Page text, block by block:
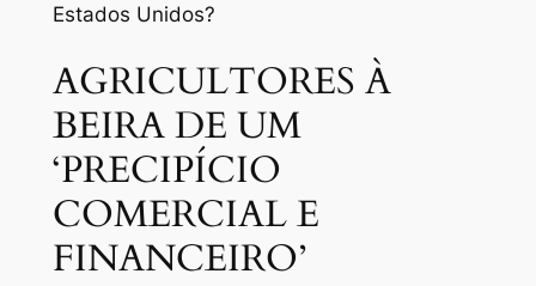
Estados Unidos?
AGRICULTORES À
BEIRA DE UM
‘PRECIPÍCIO
COMERCIAL E
FINANCEIRO’